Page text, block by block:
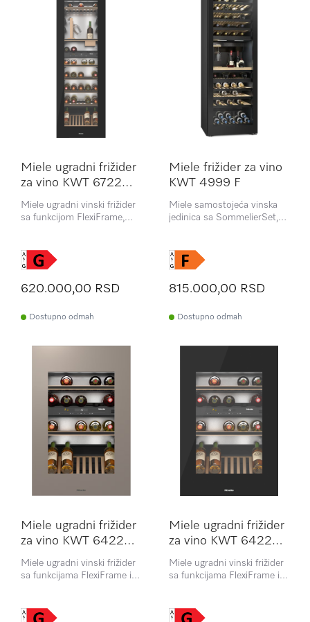
Miele ugradni frižider
za vino KWT 6722
Miele ugradni vinski frižider
sa funkcijom FlexiFrame,
vina
620.000,00 RSD
Dostupno odmah
Miele frižider za vino
KWT 4999 F
Miele samostojeća vinska
jedinica sa SommelierSet,
815.000,00 RSD
Dostupno odmah
Miele ugradni frižider
za vino KWT 6422
iG-1 Pearl beige
Miele ugradni vinski frižider
sa funkcijama FlexiFrame i
poznavaocima vina
Miele ugradni frižider
za vino KWT 6422
iG-1
Miele ugradni vinski frižider
sa funkcijama FlexiFrame i
poznavaocima vina.